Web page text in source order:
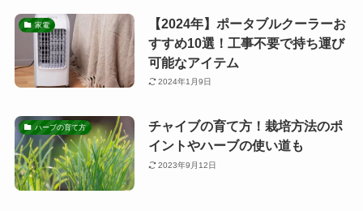
家電
【2024年】ポータブルクーラーお
すすめ10選！工事不要で持ち運び
可能なアイテム
2024年1月9日
ハーブの育て方
チャイブの育て方！栽培方法のポ
イントやハーブの使い道も
2023年9月12日